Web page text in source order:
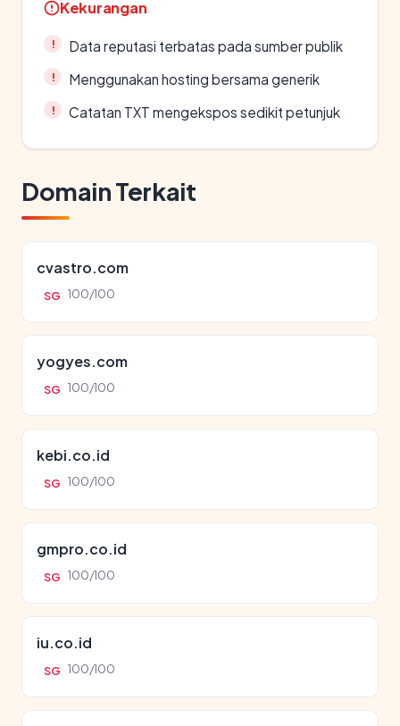
Kekurangan
Data reputasi terbatas pada sumber publik
Menggunakan hosting bersama generik
Catatan TXT mengekspos sedikit petunjuk
Domain Terkait
cvastro.com
SG 100/100
yogyes.com
SG 100/100
kebi.co.id
SG 100/100
gmpro.co.id
SG 100/100
iu.co.id
SG 100/100